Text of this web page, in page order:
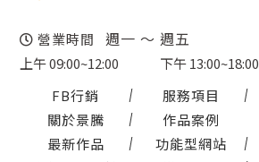
營業時間 週一 ～ 週五
上午 09:00~12:00
下午 13:00~18:00
FB行銷
服務項目
關於景騰
作品案例
最新作品
功能型網站